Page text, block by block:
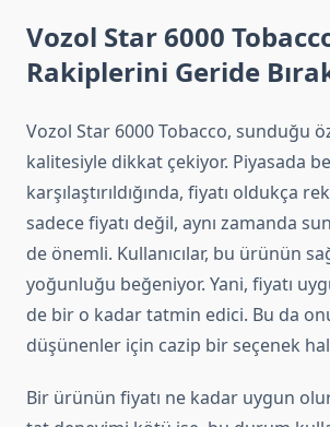
Vozol Star 6000
Rakiplerini Geride
Vozol Star 6000 Tobacco, sunduğu
kalitesiyle dikkat çekiyor. Piyasada
karşılaştırıldığında, fiyatı oldukça
sadece fiyatı değil, aynı zamanda
de önemli. Kullanıcılar, bu ürünün
yoğunluğu beğeniyor. Yani, fiyatı
de bir o kadar tatmin edici. Bu da
düşünenler için cazip bir seçenek
Bir ürünün fiyatı ne kadar uygun